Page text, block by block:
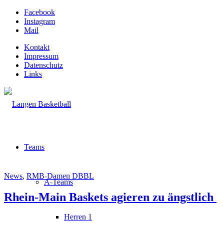
Facebook
Instagram
Mail
Kontakt
Impressum
Datenschutz
Links
Teams
A-Teams
Herren 1
News, RMB-Damen DBBL
Rhein-Main Baskets agieren zu ängstlich